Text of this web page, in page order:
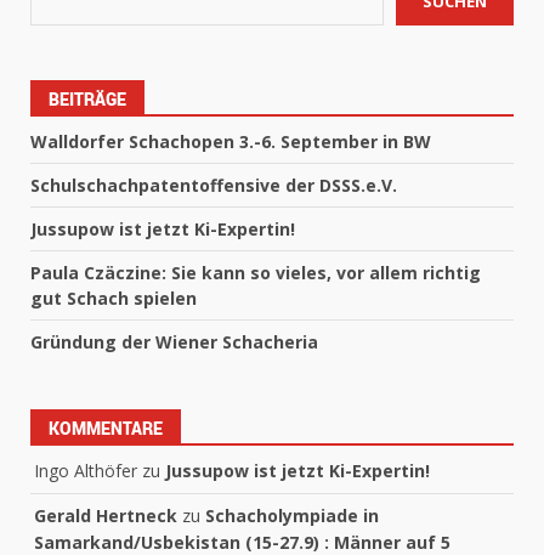
BEITRÄGE
Walldorfer Schachopen 3.-6. September in BW
Schulschachpatentoffensive der DSSS.e.V.
Jussupow ist jetzt Ki-Expertin!
Paula Czäczine: Sie kann so vieles, vor allem richtig
gut Schach spielen
Gründung der Wiener Schacheria
KOMMENTARE
Ingo Althöfer zu Jussupow ist jetzt Ki-Expertin!
Gerald Hertneck zu Schacholympiade in
Samarkand/Usbekistan (15-27.9) : Männer auf 5